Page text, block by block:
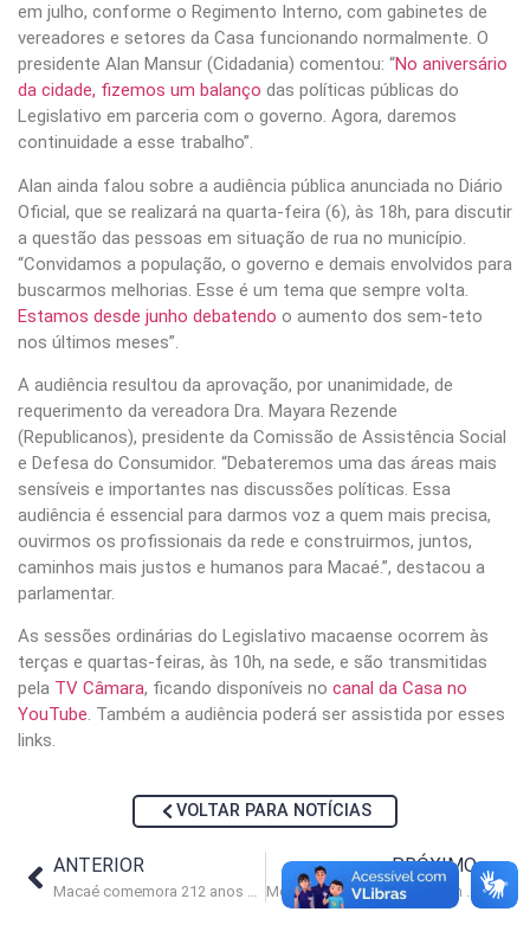
em julho, conforme o Regimento Interno, com gabinetes de
vereadores e setores da Casa funcionando normalmente. O
presidente Alan Mansur (Cidadania) comentou: “No aniversário
da cidade, fizemos um balanço das políticas públicas do
Legislativo em parceria com o governo. Agora, daremos
continuidade a esse trabalho”.
Alan ainda falou sobre a audiência pública anunciada no Diário
Oficial, que se realizará na quarta-feira (6), às 18h, para discutir
a questão das pessoas em situação de rua no município.
“Convidamos a população, o governo e demais envolvidos para
buscarmos melhorias. Esse é um tema que sempre volta.
Estamos desde junho debatendo o aumento dos sem-teto
nos últimos meses”.
A audiência resultou da aprovação, por unanimidade, de
requerimento da vereadora Dra. Mayara Rezende
(Republicanos), presidente da Comissão de Assistência Social
e Defesa do Consumidor. “Debateremos uma das áreas mais
sensíveis e importantes nas discussões políticas. Essa
audiência é essencial para darmos voz a quem mais precisa,
ouvirmos os profissionais da rede e construirmos, juntos,
caminhos mais justos e humanos para Macaé.”, destacou a
parlamentar.
As sessões ordinárias do Legislativo macaense ocorrem às
terças e quartas-feiras, às 10h, na sede, e são transmitidas
pela TV Câmara, ficando disponíveis no canal da Casa no
YouTube. Também a audiência poderá ser assistida por esses
links.
VOLTAR PARA NOTÍCIAS
ANTERIOR
Macaé comemora 212 anos celebrando novo ciclo de desenvolvimento
PRÓXIMO
Mestres da Capoeira apelam por políticas públicas na Câmara